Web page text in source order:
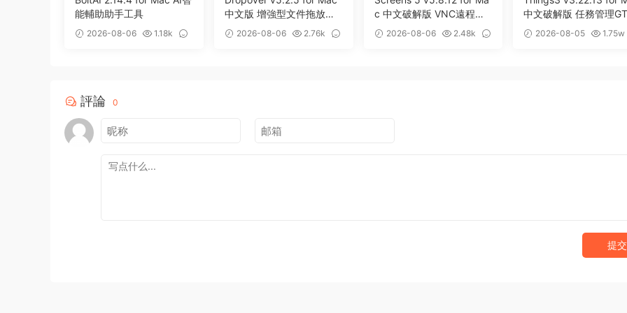
能輔助助手工具
2026-08-06
1.18k
中文版 增強型文件拖放暫
存備用整理工具
2026-08-06
2.76k
c 中文破解版 VNC遠程桌
面客戶端應用程序
2026-08-06
2.48k
中文破解版 任務管理
效率工具
2026-08-05
1.75w
評論 0
提交